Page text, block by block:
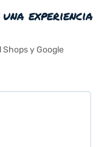
experiencia
Shops y Google